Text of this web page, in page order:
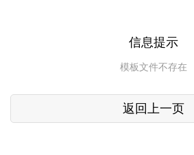
信息提示
模板文件不存在
返回上一页